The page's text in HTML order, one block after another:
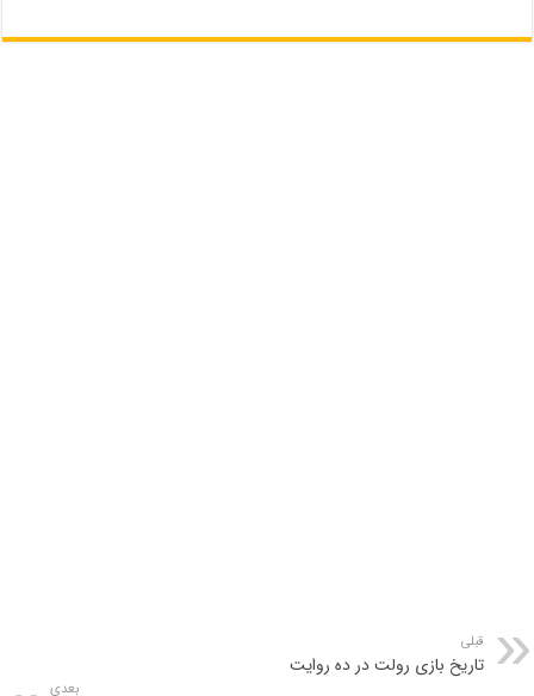
قبلی
تاریخ بازی رولت در ده روایت
بعدی